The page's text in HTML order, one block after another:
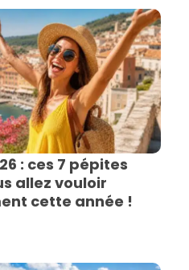
: ces 7 pépites
allez vouloir
cette année !